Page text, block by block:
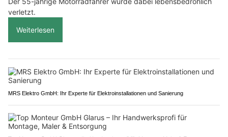
verletzt.
Weiterlesen
MRS Elektro GmbH: Ihr Experte für Elektroinstallationen und Sanierung